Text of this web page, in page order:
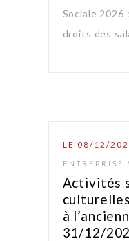
Sociale 2026
droits des
LE 08/12/
ENTREPRISE
Activités
à
31/12/